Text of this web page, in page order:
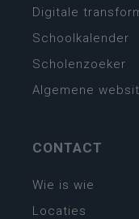
Digitale
Schoolkalender
Scholenzoeker
Algemene
CONTACT
Wie is wie
Locaties